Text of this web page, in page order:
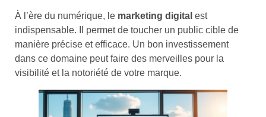
À l’ère du numérique, le marketing digital est
indispensable. Il permet de toucher un public cible de
manière précise et efficace. Un bon investissement
dans ce domaine peut faire des merveilles pour la
visibilité et la notoriété de votre marque.